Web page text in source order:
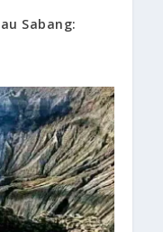
Sabang: